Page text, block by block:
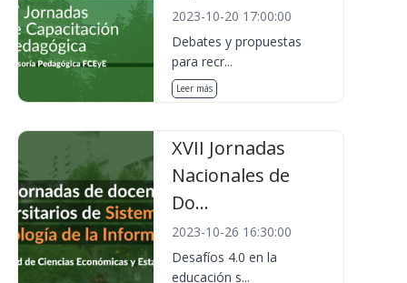
2023-10-20 17:00:00
Debates y propuestas
para recr...
Leer más
XVII Jornadas
Nacionales de
Do...
2023-10-26 16:30:00
Desafíos 4.0 en la
educación s...